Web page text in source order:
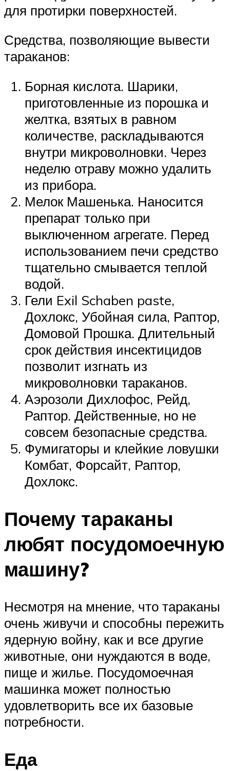
для протирки поверхностей.
Средства, позволяющие вывести
тараканов:
Борная кислота. Шарики,
приготовленные из порошка и
желтка, взятых в равном
количестве, раскладываются
внутри микроволновки. Через
неделю отраву можно удалить
из прибора.
Мелок Машенька. Наносится
препарат только при
выключенном агрегате. Перед
использованием печи средство
тщательно смывается теплой
водой.
Гели Exil Schaben paste,
Дохлокс, Убойная сила, Раптор,
Домовой Прошка. Длительный
срок действия инсектицидов
позволит изгнать из
микроволновки тараканов.
Аэрозоли Дихлофос, Рейд,
Раптор. Действенные, но не
совсем безопасные средства.
Фумигаторы и клейкие ловушки
Комбат, Форсайт, Раптор,
Дохлокс.
Почему тараканы
любят посудомоечную
машину?
Несмотря на мнение, что тараканы
очень живучи и способны пережить
ядерную войну, как и все другие
животные, они нуждаются в воде,
пище и жилье. Посудомоечная
машинка может полностью
удовлетворить все их базовые
потребности.
Еда